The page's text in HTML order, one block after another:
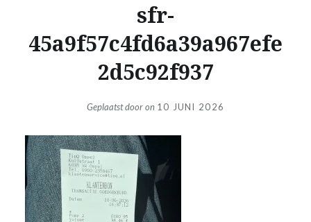
sfr-
45a9f57c4fd6a39a967efe
2d5c92f937
Geplaatst dooron 10 JUNI 2026